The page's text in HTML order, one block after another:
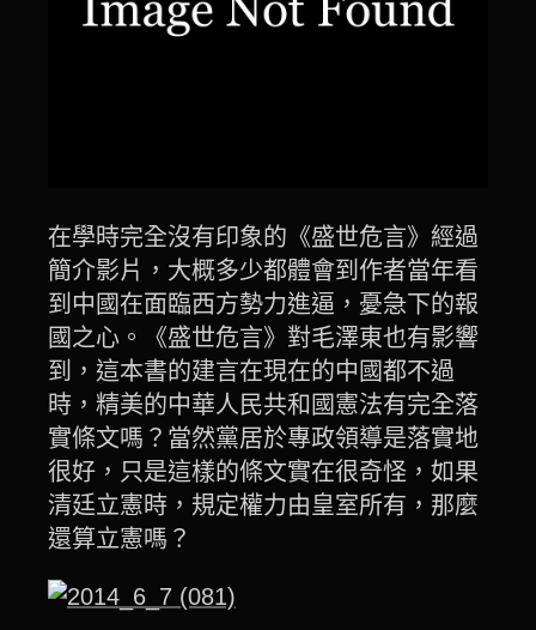
在學時完全沒有印象的《盛世危言》經過
簡介影片，大概多少都體會到作者當年看
到中國在面臨西方勢力進逼，憂急下的報
國之心。《盛世危言》對毛澤東也有影響
到，這本書的建言在現在的中國都不過
時，精美的中華人民共和國憲法有完全落
實條文嗎？當然黨居於專政領導是落實地
很好，只是這樣的條文實在很奇怪，如果
清廷立憲時，規定權力由皇室所有，那麼
還算立憲嗎？